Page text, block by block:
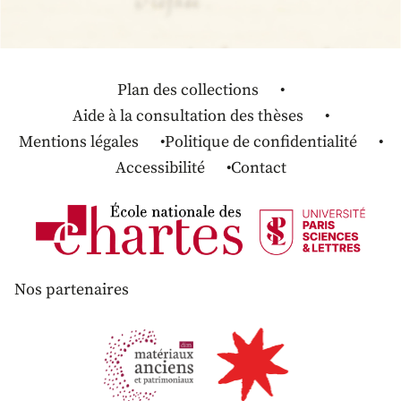
Plan des collections
Aide à la consultation des thèses
Mentions légales
Politique de confidentialité
Accessibilité
Contact
Nos partenaires